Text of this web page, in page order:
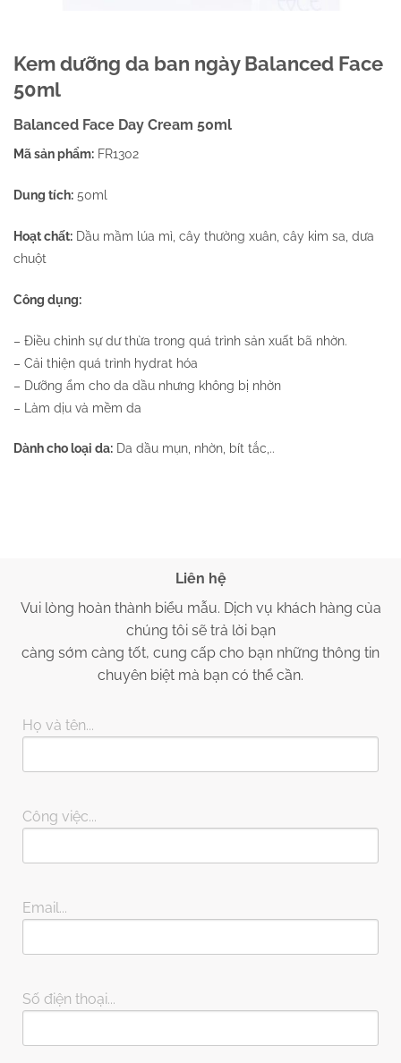
Kem dưỡng da ban ngày Balanced Face
50ml
Balanced Face Day Cream 50ml
Mã sản phẩm: FR1302
Dung tích: 50ml
Hoạt chất: Dầu mầm lúa mì, cây thường xuân, cây kim sa, dưa
chuột
Công dụng:
– Điều chỉnh sự dư thừa trong quá trình sản xuất bã nhờn.
– Cải thiện quá trình hydrat hóa
– Dưỡng ẩm cho da dầu nhưng không bị nhờn
– Làm dịu và mềm da
Dành cho loại da: Da dầu mụn, nhờn, bít tắc,..
Liên hệ
Vui lòng hoàn thành biểu mẫu. Dịch vụ khách hàng của
chúng tôi sẽ trả lời bạn
càng sớm càng tốt, cung cấp cho bạn những thông tin
chuyên biệt mà bạn có thể cần.
Họ và tên...
Công việc...
Email...
Số điện thoại...